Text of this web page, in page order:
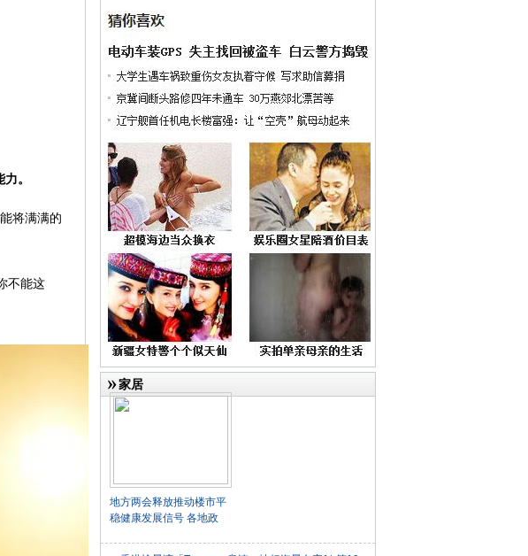
。
将满满的
不能这
家居
地方两会释放推动楼市平
稳健康发展信号 各地政